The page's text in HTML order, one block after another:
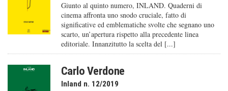
Giunto al quinto numero, INLAND. Quaderni di
cinema affronta uno snodo cruciale, fatto di
significative ed emblematiche svolte che segnano uno
scarto, un’apertura rispetto alla precedente linea
editoriale. Innanzitutto la scelta del [...]
Carlo Verdone
Inland n. 12/2019